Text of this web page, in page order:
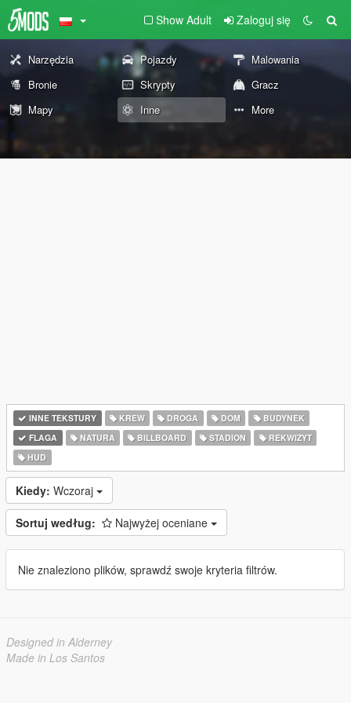
Show Adult Zaloguj się
Narzędzia Pojazdy
Malowania
Bronie
Skrypty
Gracz
Mapy
Inne More
INNE TEKSTURY KREW DROGA DOM
BUDYNEK
FLAGA
NATURA BILLBOARD STADION
REKWIZYT
HUD
Kiedy: Wczoraj
Sortuj według: Najwyżej oceniane
Nie znaleziono plików, sprawdź swoje kryteria filtrów.
Designed in Alderney
Made in Los Santos